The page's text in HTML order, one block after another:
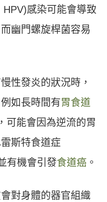
感染可能會導致
幽門螺旋桿菌容易
性發炎的狀況時，
如長時間有胃食道
可能會因為逆流的胃
斯特食道症
有機會引發食道癌 。
對身體的器官組織